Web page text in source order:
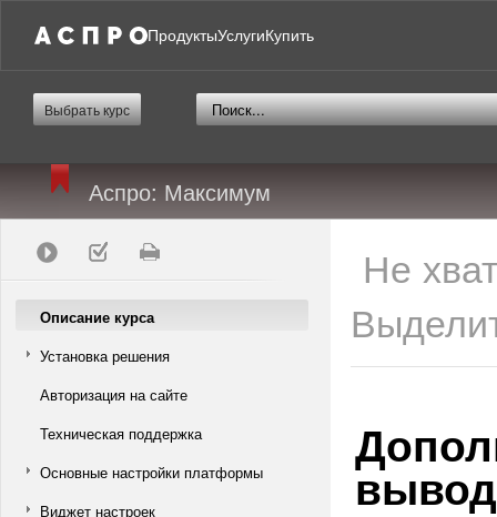
ПродуктыУслугиКупить
Выбрать курс
Аспро: Максимум
Описание курса
Установка решения
Авторизация на сайте
Техническая поддержка
Основные настройки платформы
Виджет настроек
Не